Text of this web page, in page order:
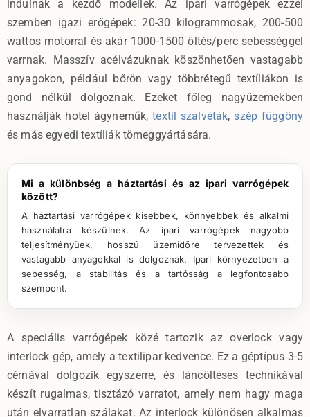
indulnak a kezdő modellek. Az ipari varrógépek ezzel
szemben igazi erőgépek: 20-30 kilogrammosak, 200-500
wattos motorral és akár 1000-1500 öltés/perc sebességgel
varrnak. Masszív acélvázuknak köszönhetően vastagabb
anyagokon, például bőrön vagy többrétegű textíliákon is
gond nélkül dolgoznak. Ezeket főleg nagyüzemekben
használják hotel ágyneműk,textil szalvéták,szép függöny
és más egyedi textíliák tömeggyártására.
Mi a különbség a háztartási és az ipari varrógépek
között?
A háztartási varrógépek kisebbek, könnyebbek és alkalmi
használatra készülnek. Az ipari varrógépek nagyobb
teljesítményűek, hosszú üzemidőre tervezettek és
vastagabb anyagokkal is dolgoznak. Ipari környezetben a
sebesség, a stabilitás és a tartósság a legfontosabb
szempont.
A speciális varrógépek közé tartozik az overlock vagy
interlock gép, amely a textilipar kedvence. Ez a géptípus 3-5
cérnával dolgozik egyszerre, és láncöltéses technikával
készít rugalmas, tisztázó varratot, amely nem hagy maga
után elvarratlan szálakat. Az interlock különösen alkalmas